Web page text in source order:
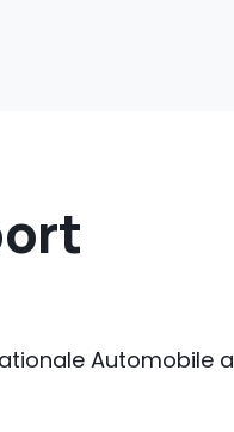
Automobile a